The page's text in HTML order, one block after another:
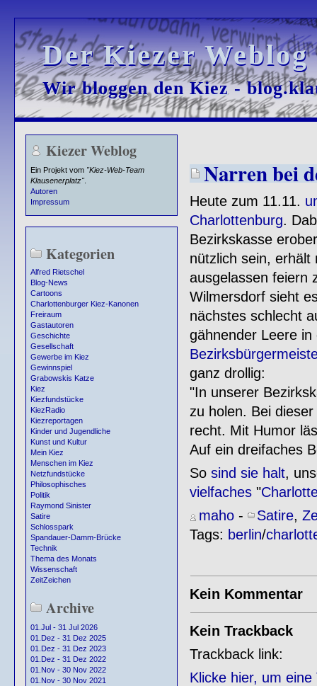
Der Kiezer
Der Kiezer
Wir bloggen den Kiez -
Wir bloggen den Kiez -
Kiezer Weblog
Ein Projekt vom "Kiez-Web-Team
Klausenerplatz".
Autoren
Impressum
Kategorien
Alfred Rietschel
Blog-News
Cartoons
Charlottenburger Kiez-Kanonen
Freiraum
Gastautoren
Geschichte
Gesellschaft
Gewerbe im Kiez
Gewinnspiel
Grabowskis Katze
Kiez
Kiezfundstücke
KiezRadio
Kiezreportagen
Kinder und Jugendliche
Kunst und Kultur
Mein Kiez
Menschen im Kiez
Netzfundstücke
Philosophisches
Politik
Raymond Sinister
Satire
Schlosspark
Spandauer-Damm-Brücke
Technik
Thema des Monats
Wissenschaft
ZeitZeichen
Archive
01.Jul - 31 Jul 2026
01.Dez - 31 Dez 2025
01.Dez - 31 Dez 2023
01.Dez - 31 Dez 2022
01.Nov - 30 Nov 2022
01.Nov - 30 Nov 2021
Narren bei
Heute zum 11.11.
Charlottenburg.
Bezirkskasse
nützlich sein, erhält
ausgelassen feiern
Wilmersdorf sieht
nächstes schlecht
gähnender Leere
ganz drollig:
"In unserer
zu holen. Bei
recht. Mit Humor
Auf ein dreifaches
So sind sie halt,
vielfaches"
maho- Satire,
Tags: berlin/
Kein Kommentar
Kein Trackback
Trackback link:
Klicke hier, um